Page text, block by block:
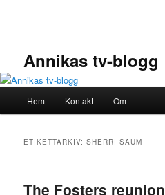
Annikas tv-blogg
Hem Kontakt Om
ETIKETTARKIV:SHERRI SAUM
The Fosters reunion